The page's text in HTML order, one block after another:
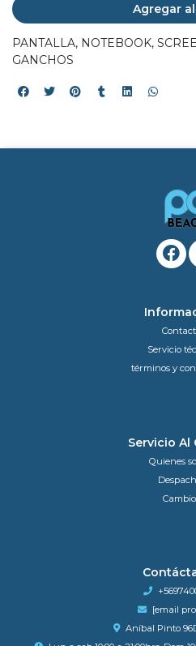
Agregar
PANTALLA, NOTEBOOK,
GANCHOS
Servicio
términos y
Servicio Al
Quienes
[email
Aníbal Pinto